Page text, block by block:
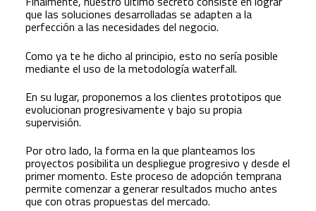
que las soluciones desarrolladas se adapten a la
perfección a las necesidades del negocio.
Como ya te he dicho al principio, esto no sería posible
mediante el uso de la metodología waterfall.
En su lugar, proponemos a los clientes prototipos que
evolucionan progresivamente y bajo su propia
supervisión.
Por otro lado, la forma en la que planteamos los
proyectos posibilita un despliegue progresivo y desde el
primer momento. Este proceso de adopción temprana
permite comenzar a generar resultados mucho antes
que con otras propuestas del mercado.